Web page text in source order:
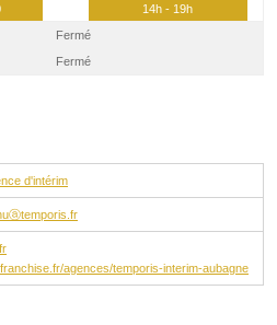
14h - 19h
Fermé
Fermé
d'intérim
agences/temporis-interim-aubagne